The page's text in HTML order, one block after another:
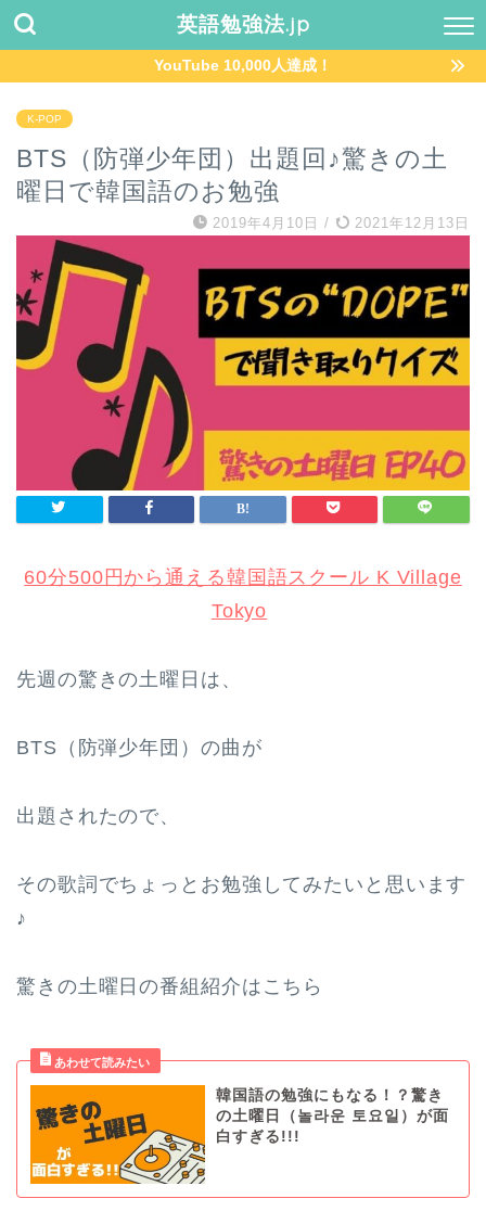
英語勉強法.jp
YouTube 10,000人達成！
K-POP
BTS（防弾少年団）出題回♪驚きの土
曜日で韓国語のお勉強
2019年4月10日 / 2021年12月13日
60分500円から通える韓国語スクール K Village
Tokyo
先週の驚きの土曜日は、
BTS（防弾少年団）の曲が
出題されたので、
その歌詞でちょっとお勉強してみたいと思います
♪
驚きの土曜日の番組紹介はこちら
韓国語の勉強にもなる！？驚き
の土曜日（놀라운 토요일）が面
白すぎる!!!